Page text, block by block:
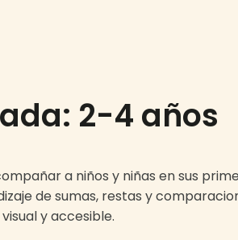
2-4 años
a niños y niñas en sus
de sumas, restas y
y accesible.